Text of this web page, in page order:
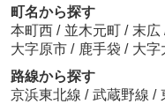
町名から探す
本町西 / 並木元町 / 末広
大字原市 / 鹿手袋 / 大字
路線から探す
京浜東北線 / 武蔵野線 /